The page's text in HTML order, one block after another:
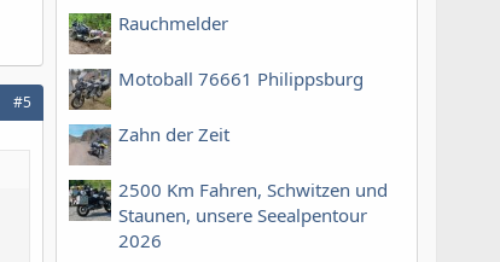
#5
Rauchmelder
Motoball 76661 Philippsburg
Zahn der Zeit
2500 Km Fahren, Schwitzen und
Staunen, unsere Seealpentour
2026